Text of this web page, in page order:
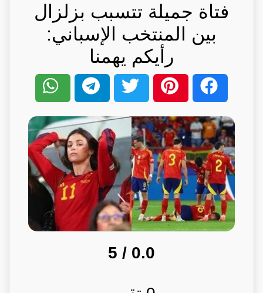
فتاة جميلة تتسبب بزلزال
بين المنتخب الإسباني:
رأيكم يهمنا
0.0
/ 5